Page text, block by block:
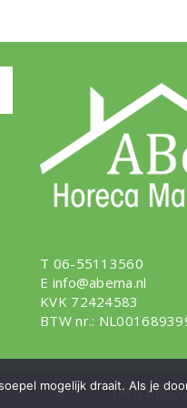
T 06-55113560
E info@abema.nl
KVK 72424583
BTW nr.:
tech
mogelijk draait. Als je